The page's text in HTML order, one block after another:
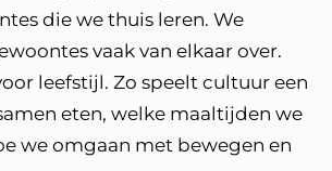
die we thuis leren. We
vaak van elkaar over.
leefstijl. Zo speelt cultuur een
eten, welke maaltijden we
we omgaan met bewegen en